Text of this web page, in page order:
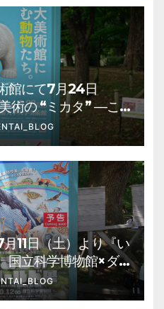
館にて7月24日
術の “ミカタ” ―こ
』を開催。 上野公
混雑情報他
11日（土）より『い
立科学博物館×ダ
開催。 上野公園
情報他